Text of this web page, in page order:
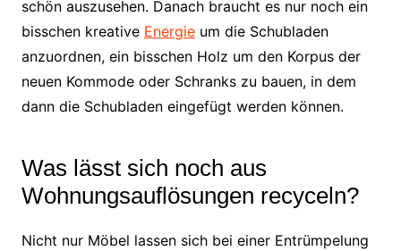
schön auszusehen. Danach braucht es nur noch ein
bisschen kreative Energieum die Schubladen
anzuordnen, ein bisschen Holz um den Korpus der
neuen Kommode oder Schranks zu bauen, in dem
dann die Schubladen eingefügt werden können.
Was lässt sich noch aus
Wohnungsauflösungen recyceln?
Nicht nur Möbel lassen sich bei einer Entrümpelung